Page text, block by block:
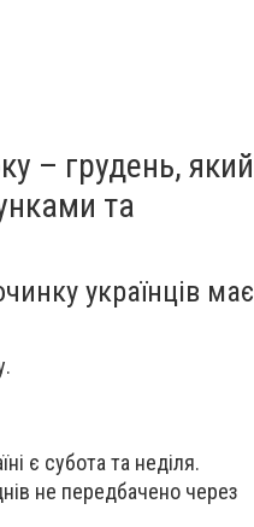
– грудень, який
та
українців має
є субота та неділя.
не передбачено через